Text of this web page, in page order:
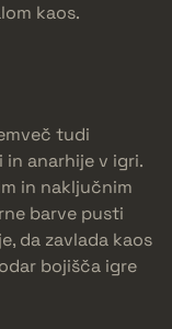
kaos.
tudi
anarhije v igri.
in naključnim
barve pusti
da zavlada kaos
bojišča igre